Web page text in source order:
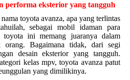
performa eksterior yang tangguh
nama toyota avanza, apa yang terlintas
sebagai mobil idaman para
toyota ini memang juaranya dalam
orang. Bagaimana tidak, dari segi
desain eksterior yang tangguh.
kelas mpv, toyota avanza patut
yang dimilikinya.